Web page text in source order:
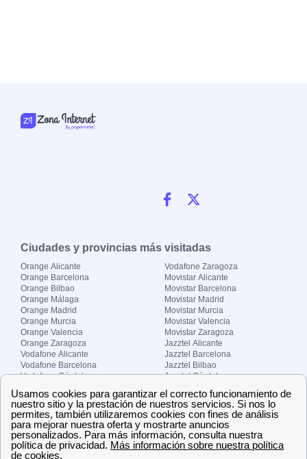
Ciudades y provincias más visitadas
Orange Alicante
Orange Barcelona
Orange Bilbao
Orange Málaga
Orange Madrid
Orange Murcia
Orange Valencia
Orange Zaragoza
Vodafone Alicante
Vodafone Barcelona
Vodafone Córdoba
Vodafone Madrid
Vodafone Murcia
Vodafone Valencia
Vodafone Zaragoza
Movistar Alicante
Movistar Barcelona
Movistar Madrid
Movistar Murcia
Movistar Valencia
Movistar Zaragoza
Jazztel Alicante
Jazztel Barcelona
Jazztel Bilbao
Jazztel Córdoba
Jazztel Málaga
Jazztel Valencia
Jazztel Zaragoza
Sobre Zona-internet.com
¿Quiénes somos?